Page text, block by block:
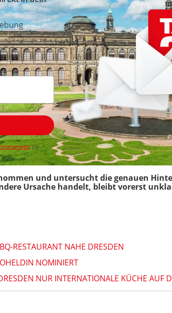
zu.
und untersucht die genauen
Ursache handelt, bleibt vorerst
RESTAURANT NAHE DRESDEN
NOMINIERT
NUR INTERNATIONALE KÜCHE AUF